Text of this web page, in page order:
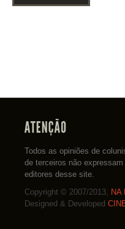
Todos as opiniões de
de terceiros não
editores desse site.
Copyright © 2007/2013, NA
Designed & Developed